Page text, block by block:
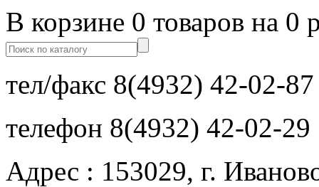
В корзине 0 товаров на 0
тел/факс 8(4932) 42-02-87
телефон 8(4932) 42-02-29
Адрес : 153029, г.